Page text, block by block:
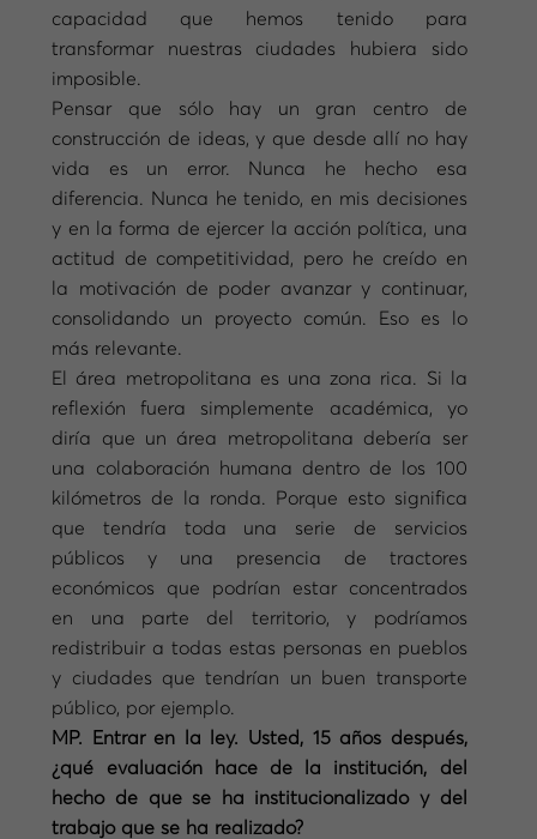
capacidad que hemos tenido para
transformar nuestras ciudades hubiera sido
imposible.
Pensar que sólo hay un gran centro de
construcción de ideas, y que desde allí no hay
vida es un error. Nunca he hecho esa
diferencia. Nunca he tenido, en mis decisiones
y en la forma de ejercer la acción política, una
actitud de competitividad, pero he creído en
la motivación de poder avanzar y continuar,
consolidando un proyecto común. Eso es lo
más relevante.
El área metropolitana es una zona rica. Si la
reflexión fuera simplemente académica, yo
diría que un área metropolitana debería ser
una colaboración humana dentro de los 100
kilómetros de la ronda. Porque esto significa
que tendría toda una serie de servicios
públicos y una presencia de tractores
económicos que podrían estar concentrados
en una parte del territorio, y podríamos
redistribuir a todas estas personas en pueblos
y ciudades que tendrían un buen transporte
público, por ejemplo.
MP. Entrar en la ley. Usted, 15 años después,
¿qué evaluación hace de la institución, del
hecho de que se ha institucionalizado y del
trabajo que se ha realizado?